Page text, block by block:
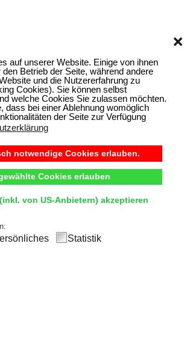
auf unserer Website. Einige von ihnen
Betrieb der Seite, während andere
und die Nutzererfahrung zu
Cookies). Sie können selbst
welche Cookies Sie zulassen möchten.
dass bei einer Ablehnung womöglich
der Seite zur Verfügung
notwendige Cookies erlauben.
Cookies erlauben
von US-Anbietern) akzeptieren
❌
Statistik